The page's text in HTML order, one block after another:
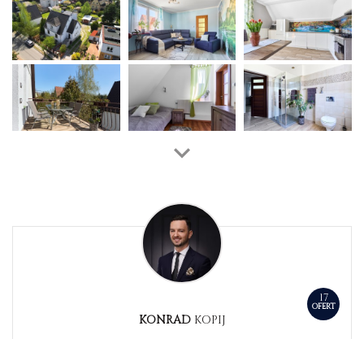
17
OFERT
KONRAD KOPIJ